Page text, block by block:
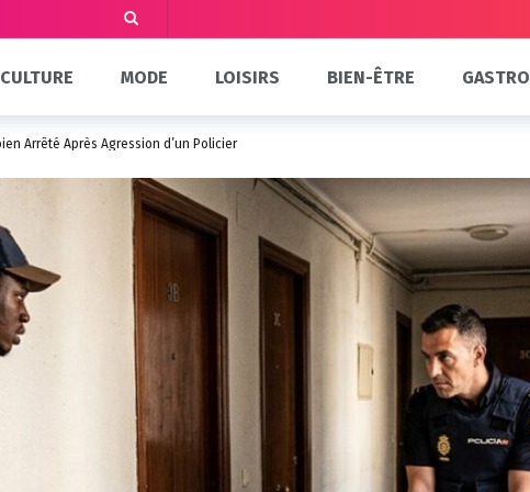
CULTURE MODE LOISIRS BIEN-ÊTRE
Arrêté Après Agression d’un Policier